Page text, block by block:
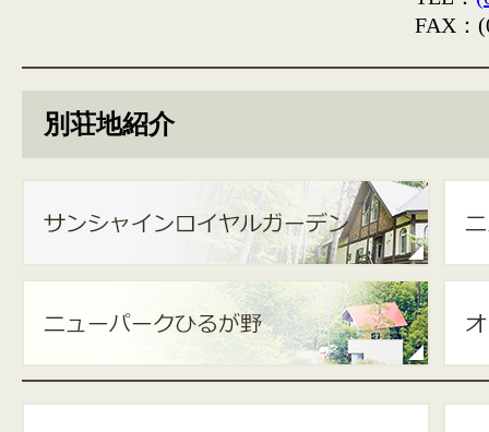
FAX：
別荘地紹介